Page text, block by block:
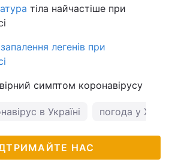
тіла найчастіше при
запалення легенів при
симптом коронавірусу
в Україні погода у
НАС